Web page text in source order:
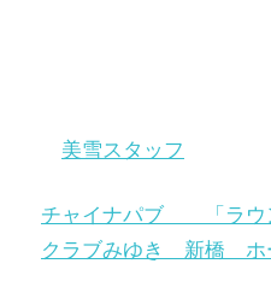
美雪スタッフ
チャイナパブ 「ラウ
クラブみゆき 新橋 ホ